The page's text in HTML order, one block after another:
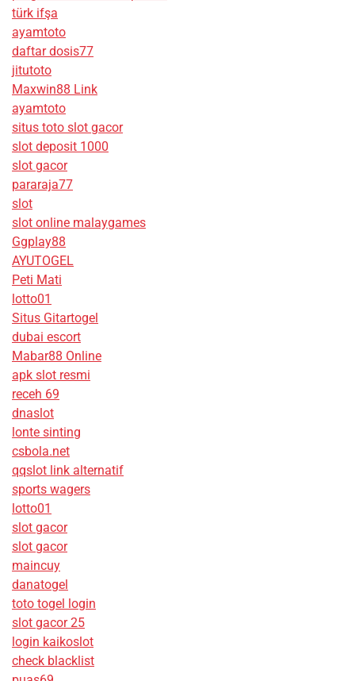
türk ifşa
ayamtoto
daftar dosis77
jitutoto
Maxwin88 Link
ayamtoto
situs toto slot gacor
slot deposit 1000
slot gacor
pararaja77
slot
slot online malaygames
Ggplay88
AYUTOGEL
Peti Mati
lotto01
Situs Gitartogel
dubai escort
Mabar88 Online
apk slot resmi
receh 69
dnaslot
lonte sinting
csbola.net
qqslot link alternatif
sports wagers
lotto01
slot gacor
slot gacor
maincuy
danatogel
toto togel login
slot gacor 25
login kaikoslot
check blacklist